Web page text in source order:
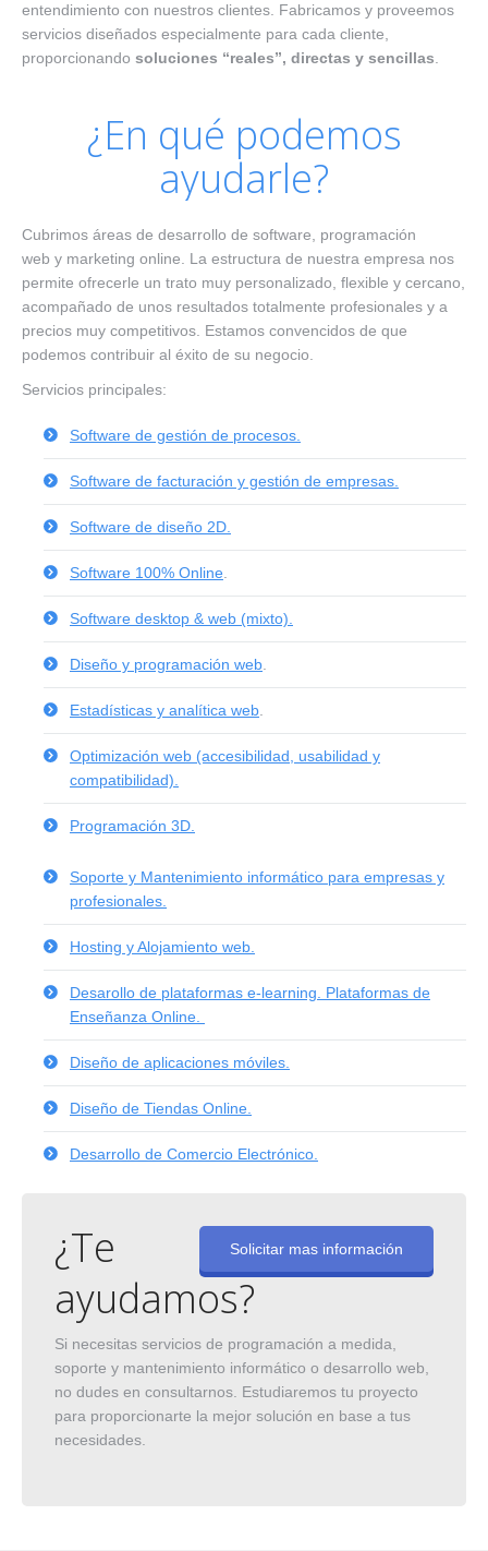
entendimiento con nuestros clientes. Fabricamos y proveemos
servicios diseñados especialmente para cada cliente,
proporcionando soluciones “reales”, directas y sencillas
¿En qué podemos
ayudarle?
Cubrimos áreas de desarrollo de software, programación
web y marketing online. La estructura de nuestra empresa nos
permite ofrecerle un trato muy personalizado, flexible y cercano,
acompañado de unos resultados totalmente profesionales y a
precios muy competitivos. Estamos convencidos de que
podemos contribuir al éxito de su negocio.
Servicios principales:
Software de gestión de procesos.
Software de facturación y gestión de empresas.
Software de diseño 2D.
Software 100% Online
Software desktop & web (mixto).
Diseño y programación web
Estadísticas y analítica web
Optimización web (accesibilidad, usabilidad y
compatibilidad).
Programación 3D.
Soporte y Mantenimiento informático para empresas y
profesionales.
Hosting y Alojamiento web.
Desarollo de plataformas e-learning. Plataformas de
Enseñanza Online.
Diseño de aplicaciones móviles.
Diseño de Tiendas Online.
Desarrollo de Comercio Electrónico.
Solicitar mas información
¿Te
ayudamos?
Si necesitas servicios de programación a medida,
soporte y mantenimiento informático o desarrollo web,
no dudes en consultarnos. Estudiaremos tu proyecto
para proporcionarte la mejor solución en base a tus
necesidades.